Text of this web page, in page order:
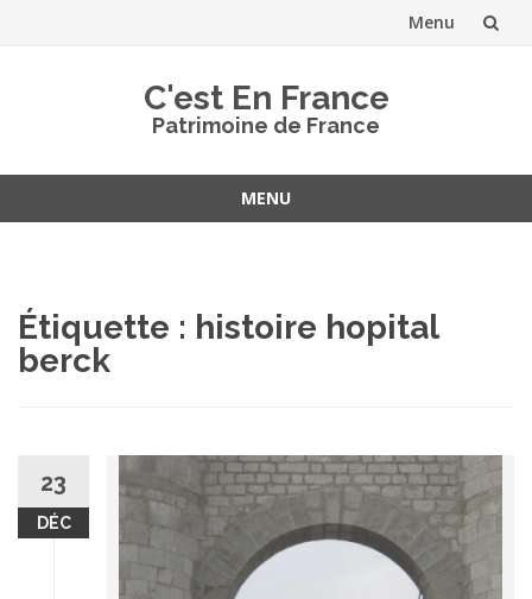
Menu
C'est En France
Patrimoine de France
MENU
Étiquette : histoire hopital
berck
23
DÉC